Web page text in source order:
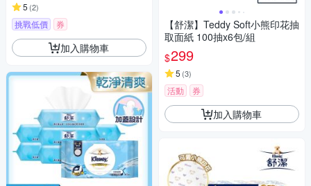
5 (2)
挑戰低價 券
加入購物車
【舒潔】Teddy Soft小熊印花抽
取面紙 100抽x6包/組
$299
5 (3)
活動 券
加入購物車